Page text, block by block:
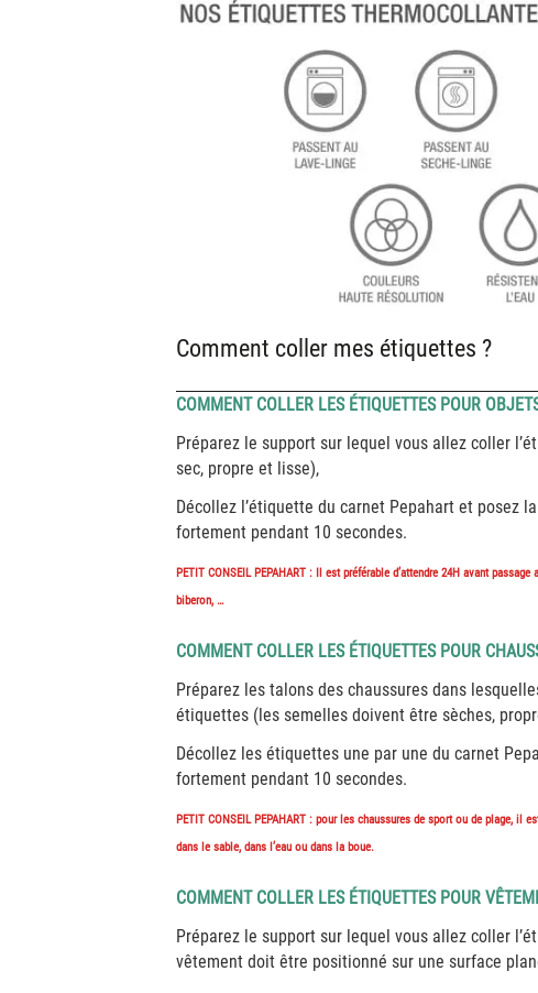
Comment coller mes étiquettes ?
COMMENT COLLER LES ÉTIQUETTES POUR
Préparez le support sur lequel vous allez coller
sec, propre et lisse),
Décollez l’étiquette du carnet Pepahart et posez
fortement pendant 10 secondes.
PETIT CONSEIL PEPAHART : Il est préférable d’attendre 24H avant
biberon, …
COMMENT COLLER LES ÉTIQUETTES POUR
Préparez les talons des chaussures dans
étiquettes (les semelles doivent être sèches,
Décollez les étiquettes une par une du carnet
fortement pendant 10 secondes.
PETIT CONSEIL PEPAHART : pour les chaussures de sport ou de plage, il
dans le sable, dans l’eau ou dans la boue.
COMMENT COLLER LES ÉTIQUETTES POUR
Préparez le support sur lequel vous allez coller
vêtement doit être positionné sur une surface